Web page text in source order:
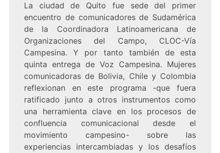
La ciudad de Quito fue sede del primer
encuentro de comunicadores de Sudamérica
de la Coordinadora Latinoamericana de
Organizaciones del Campo, CLOC-Vía
Campesina. Y por tanto también de esta
quinta entrega de Voz Campesina. Mujeres
comunicadoras de Bolivia, Chile y Colombia
reflexionan en este programa -que fuera
ratificado junto a otros instrumentos como
una herramienta clave en los procesos de
confluencia comunicacional desde el
movimiento campesino- sobre las
experiencias intercambiadas y los desafíos